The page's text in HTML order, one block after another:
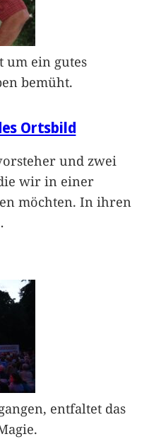
um ein gutes
bemüht.
Ortsbild
und zwei
wir in einer
möchten. In ihren
entfaltet das